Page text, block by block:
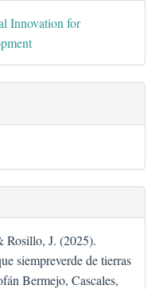
Innovation for
Rosillo, J. (2025).
siempreverde de tierras
Bermejo, Cascales,